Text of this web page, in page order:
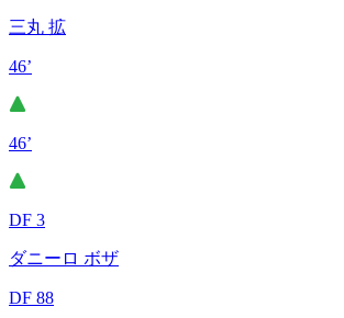
三丸 拡
46’
46’
DF 3
ダニーロ ボザ
DF 88